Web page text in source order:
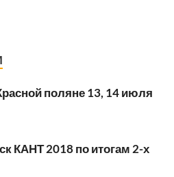
поляне 13, 14 июля
КАНТ 2018 по итогам 2-х